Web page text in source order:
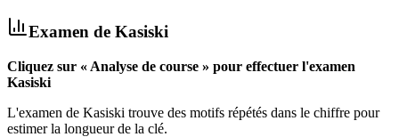
Examen de Kasiski
Cliquez sur « Analyse de course » pour effectuer l'examen
Kasiski
L'examen de Kasiski trouve des motifs répétés dans le chiffre pour
estimer la longueur de la clé.